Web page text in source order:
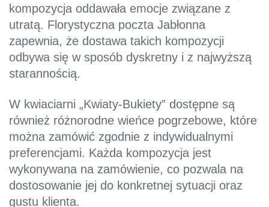
kompozycja oddawała emocje związane z
utratą. Florystyczna poczta Jabłonna
zapewnia, że dostawa takich kompozycji
odbywa się w sposób dyskretny i z najwyższą
starannością.
W kwiaciarni „Kwiaty-Bukiety” dostępne są
również różnorodne wieńce pogrzebowe, które
można zamówić zgodnie z indywidualnymi
preferencjami. Każda kompozycja jest
wykonywana na zamówienie, co pozwala na
dostosowanie jej do konkretnej sytuacji oraz
gustu klienta.